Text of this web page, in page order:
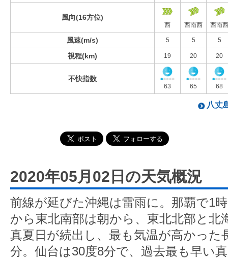
風向(16方位)
西 西南西 西南西
風速(m/s) 5 5 5
視程(km) 19 20 20
不快指数
63 65 68
八丈
2020年05月02日の天気概況
前線が延びた沖縄は雷雨に。那覇で1
から東北南部は朝から、東北北部と北
真夏日が続出し、最も気温が高かった
分。仙台は30度8分で、過去最も早い